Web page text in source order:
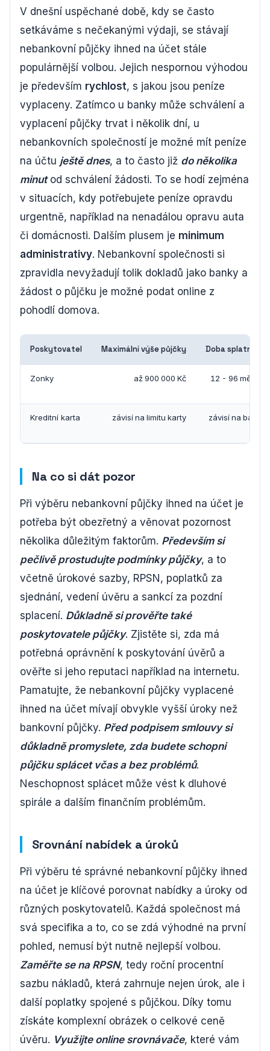
V dnešní uspěchané době, kdy se často
setkáváme s nečekanými výdaji, se stávají
nebankovní půjčky ihned na účet stále
populárnější volbou. Jejich nespornou výhodou
je především rychlost, s jakou jsou peníze
vyplaceny. Zatímco u banky může schválení a
vyplacení půjčky trvat i několik dní, u
nebankovních společností je možné mít peníze
na účtu ještě dnes, a to často již do několika
minutod schválení žádosti. To se hodí zejména
v situacích, kdy potřebujete peníze opravdu
urgentně, například na nenadálou opravu auta
či domácnosti. Dalším plusem je minimum
administrativy. Nebankovní společnosti si
zpravidla nevyžadují tolik dokladů jako banky a
žádost o půjčku je možné podat online z
pohodlí domova.
Poskytovatel Maximální výše půjčky Doba splatnosti
Zonky až 900 000 Kč 12 - 96 měsíců
Kreditní karta závisí na limitu karty závisí na bance
Na co si dát pozor
Při výběru nebankovní půjčky ihned na účet je
potřeba být obezřetný a věnovat pozornost
několika důležitým faktorům. Především si
pečlivě prostudujte podmínky půjčky, a to
včetně úrokové sazby, RPSN, poplatků za
sjednání, vedení úvěru a sankcí za pozdní
splacení. Důkladně si prověřte také
poskytovatele půjčky. Zjistěte si, zda má
potřebná oprávnění k poskytování úvěrů a
ověřte si jeho reputaci například na internetu.
Pamatujte, že nebankovní půjčky vyplacené
ihned na účet mívají obvykle vyšší úroky než
bankovní půjčky. Před podpisem smlouvy si
důkladně promyslete, zda budete schopni
půjčku splácet včas a bez problémů.
Neschopnost splácet může vést k dluhové
spirále a dalším finančním problémům.
Srovnání nabídek a úroků
Při výběru té správné nebankovní půjčky ihned
na účet je klíčové porovnat nabídky a úroky od
různých poskytovatelů. Každá společnost má
svá specifika a to, co se zdá výhodné na první
pohled, nemusí být nutně nejlepší volbou.
Zaměřte se na RPSN, tedy roční procentní
sazbu nákladů, která zahrnuje nejen úrok, ale i
další poplatky spojené s půjčkou. Díky tomu
získáte komplexní obrázek o celkové ceně
úvěru. Využijte online srovnávače, které vám